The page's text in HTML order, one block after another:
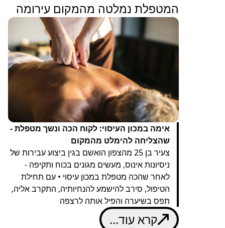
המטפלת נמלטה מהמקום עירומה
אימה במכון העיסוי: לקוח הכה ונשך מטפלת -
שהצליחה להימלט מהמקום
צעיר בן 25 מהצפון הואשם בגין ביצוע עבירות של
ניסיונות אינוס, מעשים מגונים בכוח ותקיפה -
לאחר שהכה מטפלת במכון עיסוי • עם תחילת
הטיפול, סירב להישמע להנחיותיה, התקרב אליה,
תפס בשיערה והפיל אותה לרצפה
קרא עוד...